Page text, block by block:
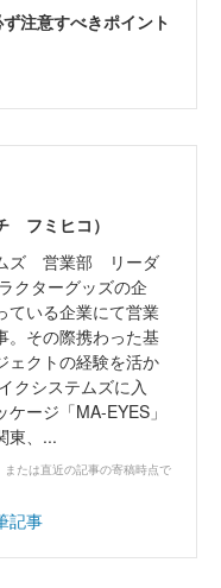
注意すべきポイント
フミヒコ）
ズ 営業部 リーダ
クターグッズの企
ている企業にて営業
。その際携わった基
ェクトの経験を活か
クシステムズに入
ージ「MA-EYES」
東、...
たは直近の記事の寄稿時点で
記事